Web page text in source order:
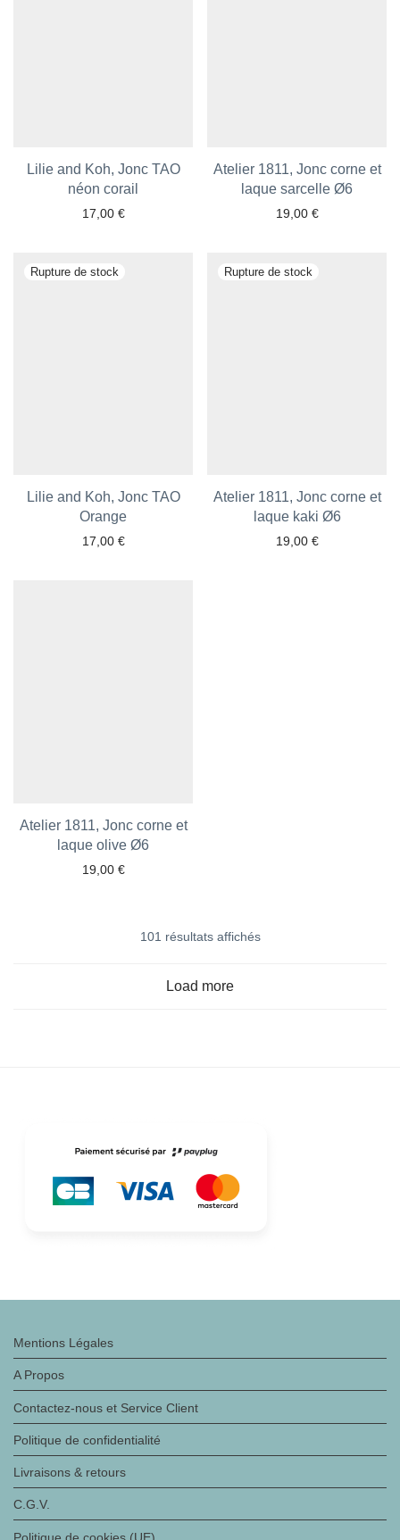
Lilie and Koh, Jonc TAO
néon corail
17,00 €
Atelier 1811, Jonc corne et
laque sarcelle Ø6
19,00 €
Lilie and Koh, Jonc TAO
Orange
17,00 €
Atelier 1811, Jonc corne et
laque kaki Ø6
19,00 €
Atelier 1811, Jonc corne et
laque olive Ø6
19,00 €
101 résultats affichés
Load more
Mentions Légales
A Propos
Contactez-nous et Service Client
Politique de confidentialité
Livraisons & retours
C.G.V.
Politique de cookies (UE)